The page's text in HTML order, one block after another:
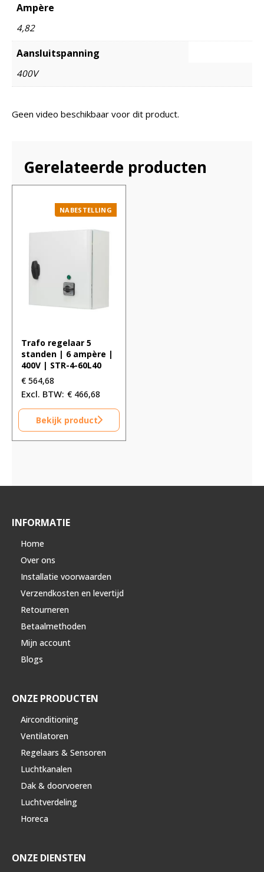
Ampère
4,82
Aansluitspanning
400V
Geen video beschikbaar voor dit product.
Gerelateerde producten
NABESTELLING
Trafo regelaar 5
standen | 6 ampère |
400V | STR-4-60L40
€ 564,68
€ 466,68
Bekijk product
INFORMATIE
Home
Over ons
Installatie voorwaarden
Verzendkosten en levertijd
Retourneren
Betaalmethoden
Mijn account
Blogs
ONZE PRODUCTEN
Airconditioning
Ventilatoren
Regelaars & Sensoren
Luchtkanalen
Dak & doorvoeren
Luchtverdeling
Horeca
ONZE DIENSTEN